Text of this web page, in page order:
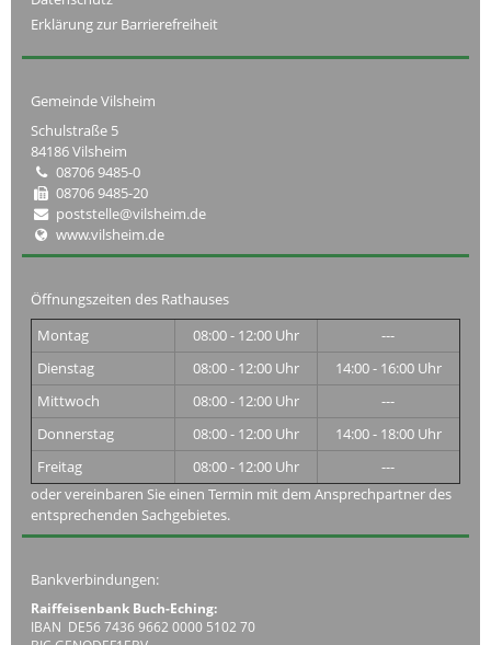
Erklärung zur Barrierefreiheit
Gemeinde Vilsheim
Schulstraße 5
84186 Vilsheim
08706 9485-0
08706 9485-20
poststelle@vilsheim.de
www.vilsheim.de
Öffnungszeiten des Rathauses
Montag
08:00 - 12:00 Uhr
---
Dienstag
08:00 - 12:00 Uhr
14:00 - 16:00 Uhr
Mittwoch
08:00 - 12:00 Uhr
---
Donnerstag
08:00 - 12:00 Uhr
14:00 - 18:00 Uhr
Freitag
08:00 - 12:00 Uhr
---
oder vereinbaren Sie einen Termin mit dem Ansprechpartner des
entsprechenden Sachgebietes.
Bankverbindungen:
Raiffeisenbank Buch-Eching:
IBAN DE56 7436 9662 0000 5102 70